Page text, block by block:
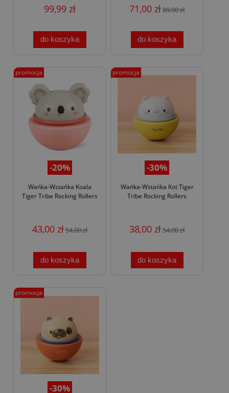
99,99 zł
do koszyka
71,00 zł89,00 zł
do koszyka
-20%
Wańka-Wstańka Koala
Tiger Tribe Rocking Rollers
43,00 zł54,00 zł
do koszyka
promocja
-30%
Wańka-Wstańka Kot Tiger
Tribe Rocking Rollers
38,00 zł54,00 zł
do koszyka
promocja
-30%
promocja